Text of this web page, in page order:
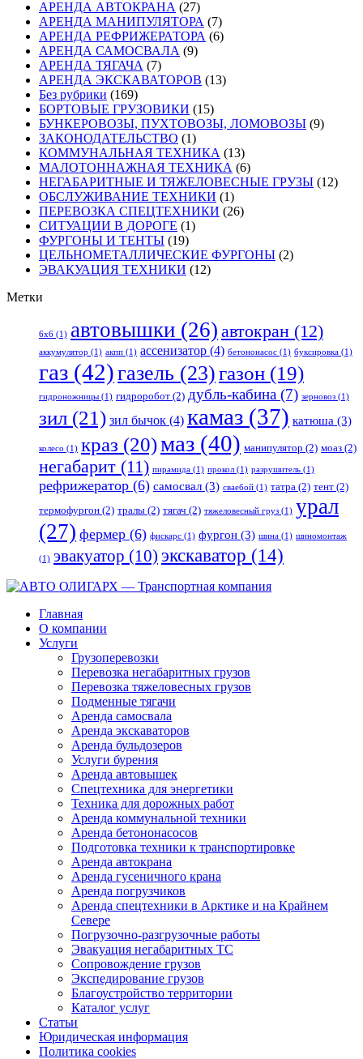
АРЕНДА АВТОКРАНА (27)
АРЕНДА МАНИПУЛЯТОРА (7)
АРЕНДА РЕФРИЖЕРАТОРА (6)
АРЕНДА САМОСВАЛА (9)
АРЕНДА ТЯГАЧА (7)
АРЕНДА ЭКСКАВАТОРОВ (13)
Без рубрики (169)
БОРТОВЫЕ ГРУЗОВИКИ (15)
БУНКЕРОВОЗЫ, ПУХТОВОЗЫ, ЛОМОВОЗЫ (9)
ЗАКОНОДАТЕЛЬСТВО (1)
КОММУНАЛЬНАЯ ТЕХНИКА (13)
МАЛОТОННАЖНАЯ ТЕХНИКА (6)
НЕГАБАРИТНЫЕ И ТЯЖЕЛОВЕСНЫЕ ГРУЗЫ (12)
ОБСЛУЖИВАНИЕ ТЕХНИКИ (1)
ПЕРЕВОЗКА СПЕЦТЕХНИКИ (26)
СИТУАЦИИ В ДОРОГЕ (1)
ФУРГОНЫ И ТЕНТЫ (19)
ЦЕЛЬНОМЕТАЛЛИЧЕСКИЕ ФУРГОНЫ (2)
ЭВАКУАЦИЯ ТЕХНИКИ (12)
Метки
6x6 (1) автовышки (26) автокран (12)
аккумулятор (1) акпп (1) ассенизатор (4) бетононасос (1) буксировка (1)
газ (42)газель (23)газон (19)
гидроножницы (1) гидроробот (2) дубль-кабина (7) зерновоз (1)
зил (21) зил бычок (4) камаз (37) катюша (3)
колесо (1) краз (20)маз (40) манипулятор (2) моаз (2)
негабарит (11) пирамида (1) прокол (1) разрушитель (1)
рефрижератор (6) самосвал (3) сваебой (1) татра (2) тент (2)
термофургон (2) тралы (2) тягач (2) тяжеловесный груз (1) урал
(27) фермер (6) фискарс (1) фургон (3) шина (1) шиномонтаж
(1) эвакуатор (10) экскаватор (14)
Главная
О компании
Услуги
Грузоперевозки
Перевозка негабаритных грузов
Перевозка тяжеловесных грузов
Подменные тягачи
Аренда самосвала
Аренда экскаваторов
Аренда бульдозеров
Услуги бурения
Аренда автовышек
Спецтехника для энергетики
Техника для дорожных работ
Аренда коммунальной техники
Аренда бетононасосов
Подготовка техники к транспортировке
Аренда автокрана
Аренда гусеничного крана
Аренда погрузчиков
Аренда спецтехники в Арктике и на Крайнем
Севере
Погрузочно-разгрузочные работы
Эвакуация негабаритных ТС
Сопровождение грузов
Экспедирование грузов
Благоустройство территории
Каталог услуг
Статьи
Юридическая информация
Политика cookies